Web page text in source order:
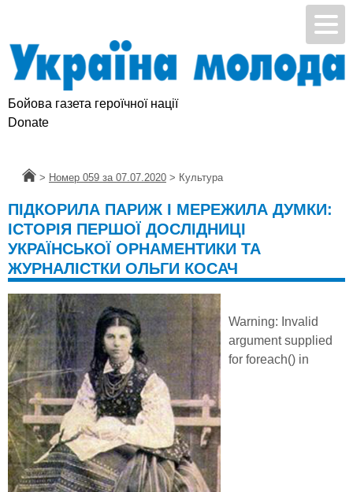
Бойова газета героїчної нації
Donate
Головна
> Номер 059 за 07.07.2020 > Культура
ПІДКОРИЛА ПАРИЖ І МЕРЕЖИЛА ДУМКИ:
ІСТОРІЯ ПЕРШОЇ ДОСЛІДНИЦІ
УКРАЇНСЬКОЇ ОРНАМЕНТИКИ ТА
ЖУРНАЛІСТКИ ОЛЬГИ КОСАЧ
Warning: Invalid
argument supplied
for foreach() in